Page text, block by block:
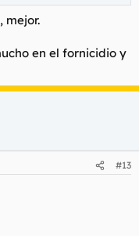
mejor.
en el fornicidio y
#13